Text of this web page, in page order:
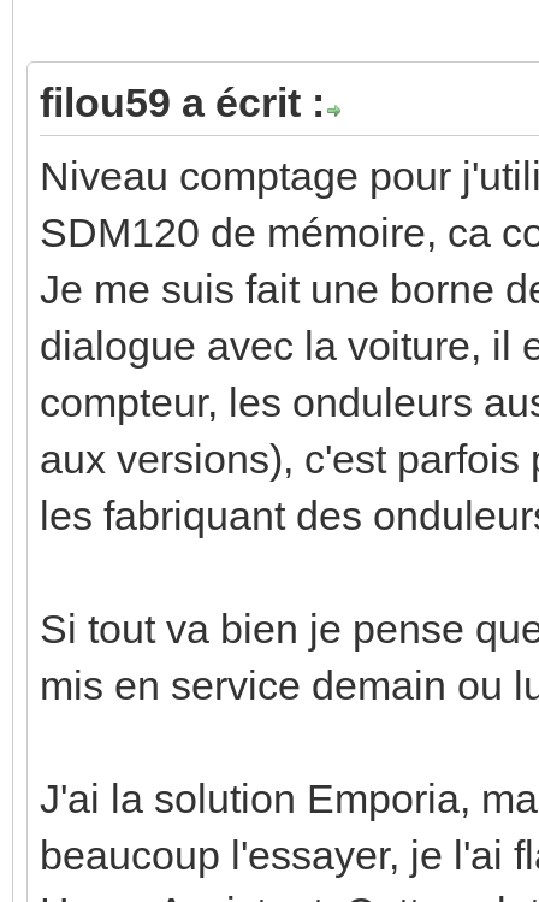
filou59 a écrit :
Niveau comptage pour
SDM120 de mémoire, ca
Je me suis fait une borne
dialogue avec la voiture, il
compteur, les onduleurs
aux versions), c'est parfois
les fabriquant des
Si tout va bien je pense
mis en service demain ou
J'ai la solution Emporia,
beaucoup l'essayer, je l'ai